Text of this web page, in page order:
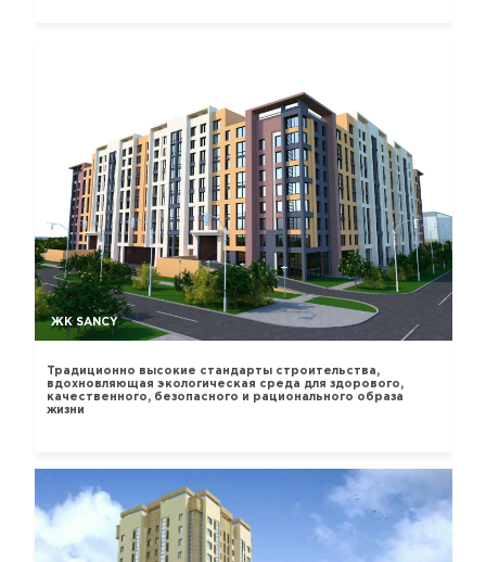
ЖК SANCY
Традиционно высокие стандарты строительства,
вдохновляющая экологическая среда для здорового,
качественного, безопасного и рационального образа
жизни